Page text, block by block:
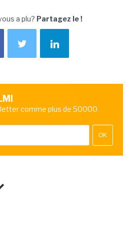
a plu? Partagez le !
comme plus de 50000
OK